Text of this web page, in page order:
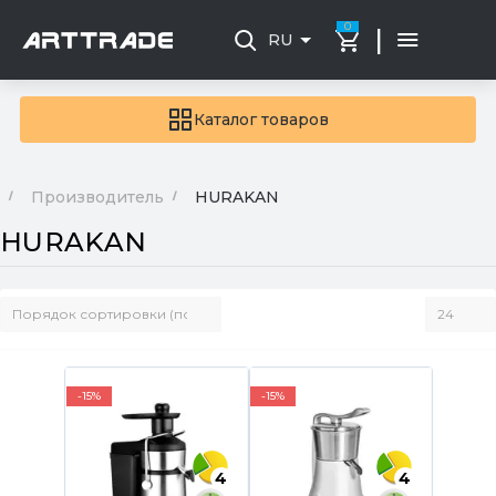
Каталог товаров
RU
0 |
Производитель HURAKAN
HURAKAN
-15%
4
-15%
4